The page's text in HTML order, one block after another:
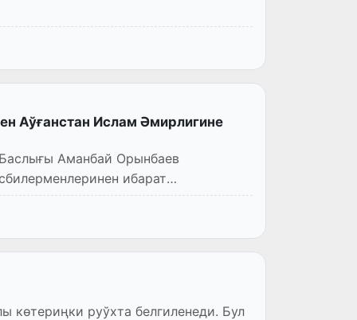
Аўғанстан Ислам Әмирлигине
Аманбай Орынбаев
ибарат
көтериңки руўхта белгиленеди. Бул